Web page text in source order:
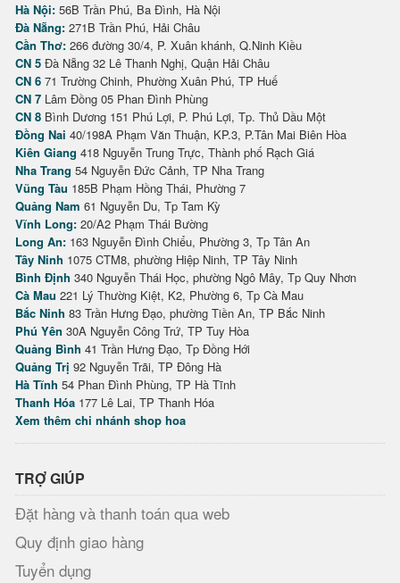
Hà Nội: 56B Trần Phú, Ba Đình, Hà Nội
Đà Nẵng: 271B Trần Phú, Hải Châu
Cần Thơ: 266 đường 30/4, P. Xuân khánh, Q.Ninh Kiều
CN 5 Đà Nẵng 32 Lê Thanh Nghị, Quận Hải Châu
CN 6 71 Trường Chinh, Phường Xuân Phú, TP Huế
CN 7 Lâm Đồng 05 Phan Đình Phùng
CN 8 Bình Dương 151 Phú Lợi, P. Phú Lợi, Tp. Thủ Dầu Một
Đồng Nai 40/198A Phạm Văn Thuận, KP.3, P.Tân Mai Biên Hòa
Kiên Giang 418 Nguyễn Trung Trực, Thành phố Rạch Giá
Nha Trang 54 Nguyễn Đức Cảnh, TP Nha Trang
Vũng Tàu 185B Phạm Hồng Thái, Phường 7
Quảng Nam 61 Nguyễn Du, Tp Tam Kỳ
Vĩnh Long: 20/A2 Phạm Thái Bường
Long An: 163 Nguyễn Đình Chiểu, Phường 3, Tp Tân An
Tây Ninh 1075 CTM8, phường Hiệp Ninh, TP Tây Ninh
Bình Định 340 Nguyễn Thái Học, phường Ngô Mây, Tp Quy Nhơn
Cà Mau 221 Lý Thường Kiệt, K2, Phường 6, Tp Cà Mau
Bắc Ninh 83 Trần Hưng Đạo, phường Tiền An, TP Bắc Ninh
Phú Yên 30A Nguyễn Công Trứ, TP Tuy Hòa
Quảng Bình 41 Trần Hưng Đạo, Tp Đồng Hới
Quảng Trị 92 Nguyễn Trãi, TP Đông Hà
Hà Tĩnh 54 Phan Đình Phùng, TP Hà Tĩnh
Thanh Hóa 177 Lê Lai, TP Thanh Hóa
Xem thêm chi nhánh shop hoa
TRỢ GIÚP
Đặt hàng và thanh toán qua web
Quy định giao hàng
Tuyển dụng